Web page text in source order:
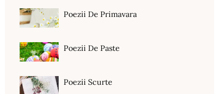
Poezii De Primavara
Poezii De Paste
Poezii Scurte